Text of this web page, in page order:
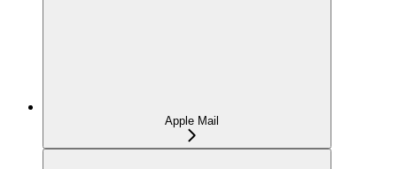
Apple Mail